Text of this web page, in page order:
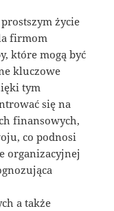
życie
firmom
które mogą być
kluczowe
tym
się na
finansowych,
co podnosi
organizacyjnej
a także